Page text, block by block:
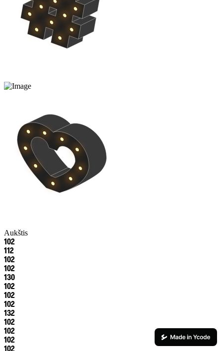
Aukštis
102
112
102
102
130
102
102
102
132
102
102
102